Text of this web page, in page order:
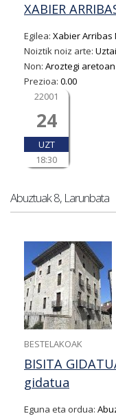
XABIER
Egilea: Xabier Arribas
Noiztik noiz arte:
Non: Aroztegi aretoan
Prezioa: 0.00
22001
24
UZT
18:30
Abuztuak 8, Larunbata
BESTELAKOAK
BISITA
gidatua
Eguna eta ordua: